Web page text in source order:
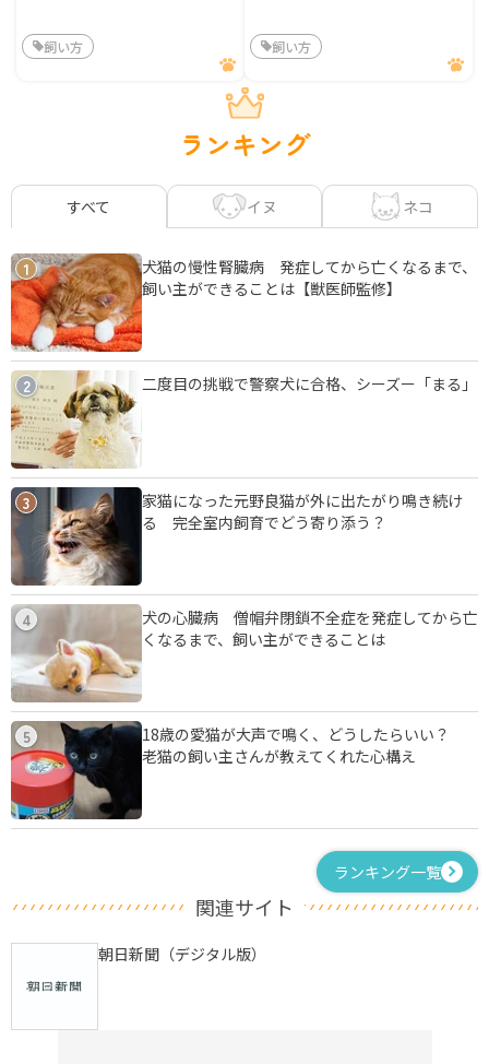
飼い方 飼い方
ランキング
すべて イヌ ネコ
1
犬猫の慢性腎臓病 発症してから亡くなるまで、
飼い主ができることは【獣医師監修】
2 二度目の挑戦で警察犬に合格、シーズー「まる」
3
家猫になった元野良猫が外に出たがり鳴き続け
る 完全室内飼育でどう寄り添う？
4
犬の心臓病 僧帽弁閉鎖不全症を発症してから亡
くなるまで、飼い主ができることは
5
18歳の愛猫が大声で鳴く、どうしたらいい？
老猫の飼い主さんが教えてくれた心構え
ランキング一覧
関連サイト
朝日新聞（デジタル版）